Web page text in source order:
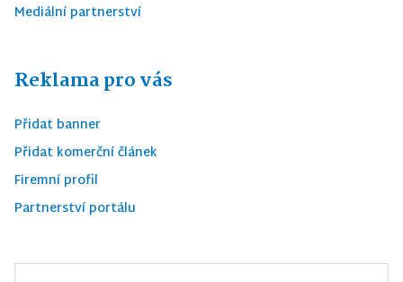
Mediální partnerství
Reklama pro vás
Přidat banner
Přidat komerční článek
Firemní profil
Partnerství portálu